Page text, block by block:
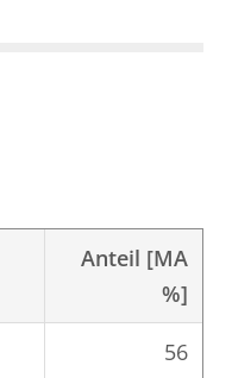
Anteil [MA
%]
56